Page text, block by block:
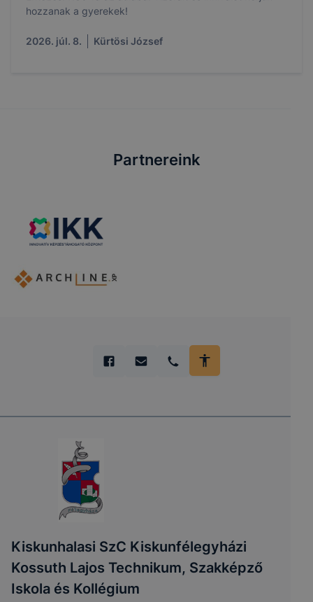
hozzanak a gyerekek!
2026. júl. 8. Kürtösi József
Partnereink
Kiskunhalasi SzC Kiskunfélegyházi
Kossuth Lajos Technikum, Szakképző
Iskola és Kollégium